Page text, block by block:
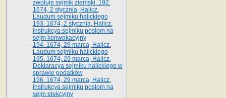
zwołuje sejmik ziemski. 192.
1674, 2 stycznia, Halicz.
Laudum sejmiku halickiego
193. 1674, 2 stycznia, Halicz.
Instrukcya sejmiku posłom na
sejm konwokacyjny
194. 1674, 29 marca, Halicz.
Laudum sejmiku halickiego
195. 1674, 29 marca, Halicz.
Deklaracya sejmiku halickiego w
sprawie podatków
196. 1674, 29 marca, Halicz.
Instrukcya sejmiku posłom na
sejm elekcyjny